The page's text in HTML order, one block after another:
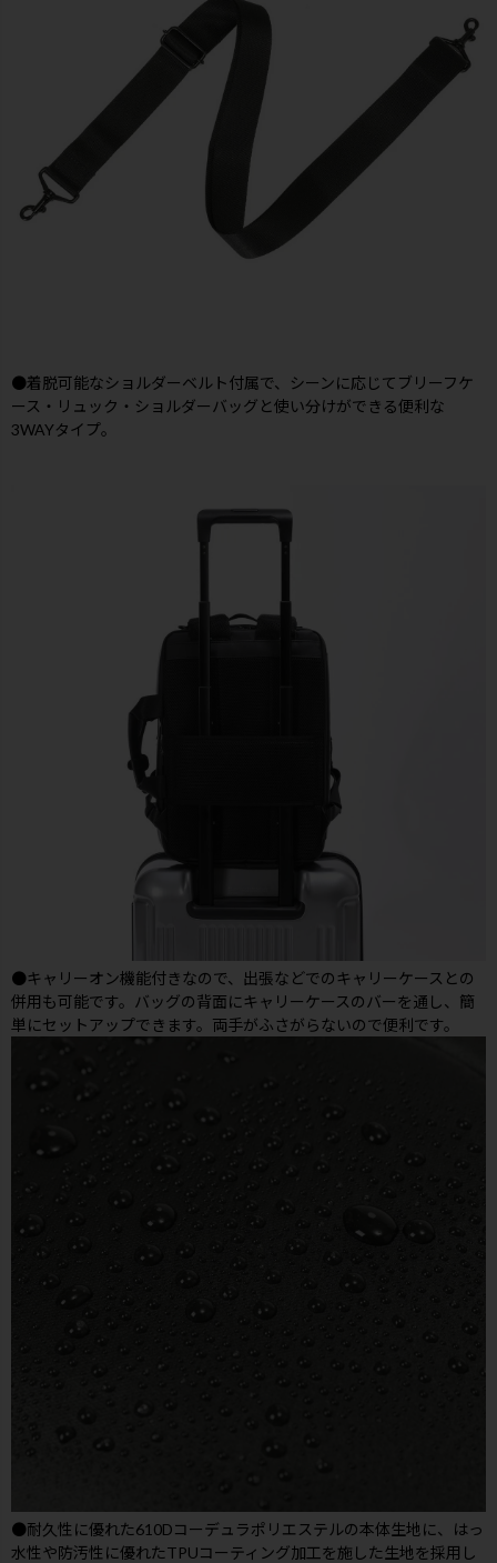
●着脱可能なショルダーベルト付属で、シーンに応じてブリーフケ
ース・リュック・ショルダーバッグと使い分けができる便利な
3WAYタイプ。
●キャリーオン機能付きなので、出張などでのキャリーケースとの
併用も可能です。バッグの背面にキャリーケースのバーを通し、簡
単にセットアップできます。両手がふさがらないので便利です。
●耐久性に優れた610Dコーデュラポリエステルの本体生地に、はっ
水性や防汚性に優れたTPUコーティング加工を施した生地を採用し